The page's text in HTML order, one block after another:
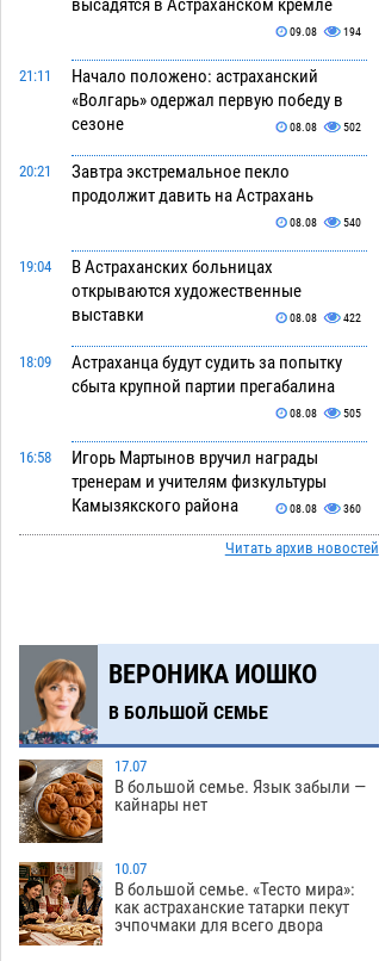
высадятся в Астраханском кремле
09.08 194
21:11
Начало положено: астраханский
«Волгарь» одержал первую победу в
сезоне
08.08 502
20:21
Завтра экстремальное пекло
продолжит давить на Астрахань
08.08 540
19:04
В Астраханских больницах
открываются художественные
выставки
08.08 422
18:09
Астраханца будут судить за попытку
сбыта крупной партии прегабалина
08.08 505
16:58
Игорь Мартынов вручил награды
тренерам и учителям физкультуры
Камызякского района
08.08 360
Ветеран из Астрахани отметил
Астрахани стал героем мурала
08.08
13:10
Подросток, перебегавший дорогу вне
перехода, попал под колеса авто в
Астрахани
12:02
Астраханский следком помог
подростку получить зарплату за
честный труд
10:51
Фаворитская ноша: астраханские
гандболисты крупно проиграли
Читать архив новостей
ВЕРОНИКА ИОШКО
В БОЛЬШОЙ СЕМЬЕ
17.07
В большой семье. Язык забыли —
кайнары нет
10.07
В большой семье. «Тесто мира»:
как астраханские татарки пекут
эчпочмаки для всего двора